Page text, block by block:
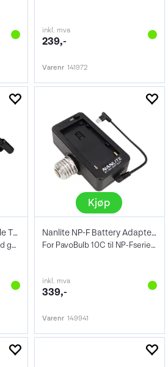
inkl. mva
239,-
Varenr 141972
NanLite PavoTube Double T12 LED Holder
For 2stk Pavotube T12. Med gooseneck
Kjøp
Nanlite NP-F Battery Adapter m/E27 sokke
For PavoBulb 10C til NP-Fserie batterier
inkl. mva
339,-
Varenr 149941